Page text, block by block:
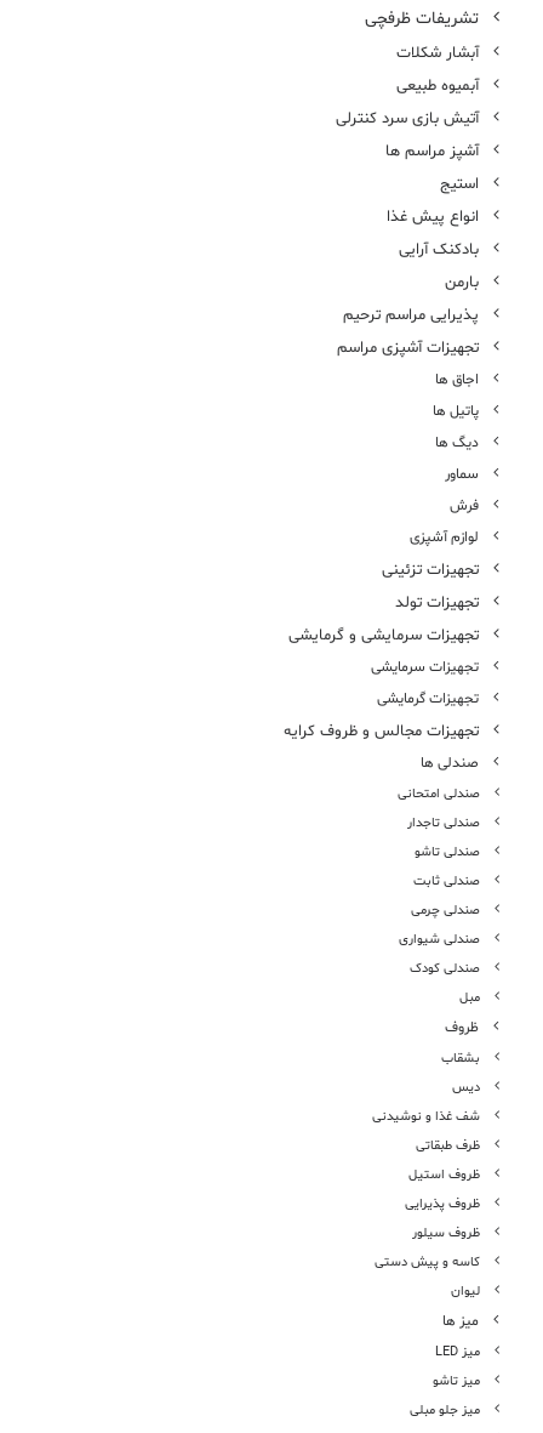
تشریفات ظرفچی
آبشار شکلات
آبمیوه طبیعی
آتیش بازی سرد کنترلی
آشپز مراسم ها
استیج
انواع پیش غذا
بادکنک آرایی
بارمن
پذیرایی مراسم ترحیم
تجهیزات آشپزی مراسم
اجاق ها
پاتیل ها
دیگ ها
سماور
فرش
لوازم آشپزی
تجهیزات تزئینی
تجهیزات تولد
تجهیزات سرمایشی و گرمایشی
تجهیزات سرمایشی
تجهیزات گرمایشی
تجهیزات مجالس و ظروف کرایه
صندلی ها
صندلی امتحانی
صندلی تاجدار
صندلی تاشو
صندلی ثابت
صندلی چرمی
صندلی شیواری
صندلی کودک
مبل
ظروف
بشقاب
دیس
شف غذا و نوشیدنی
ظرف طبقاتی
ظروف استیل
ظروف پذیرایی
ظروف سیلور
کاسه و پیش دستی
لیوان
میز ها
میز LED
میز تاشو
میز جلو مبلی